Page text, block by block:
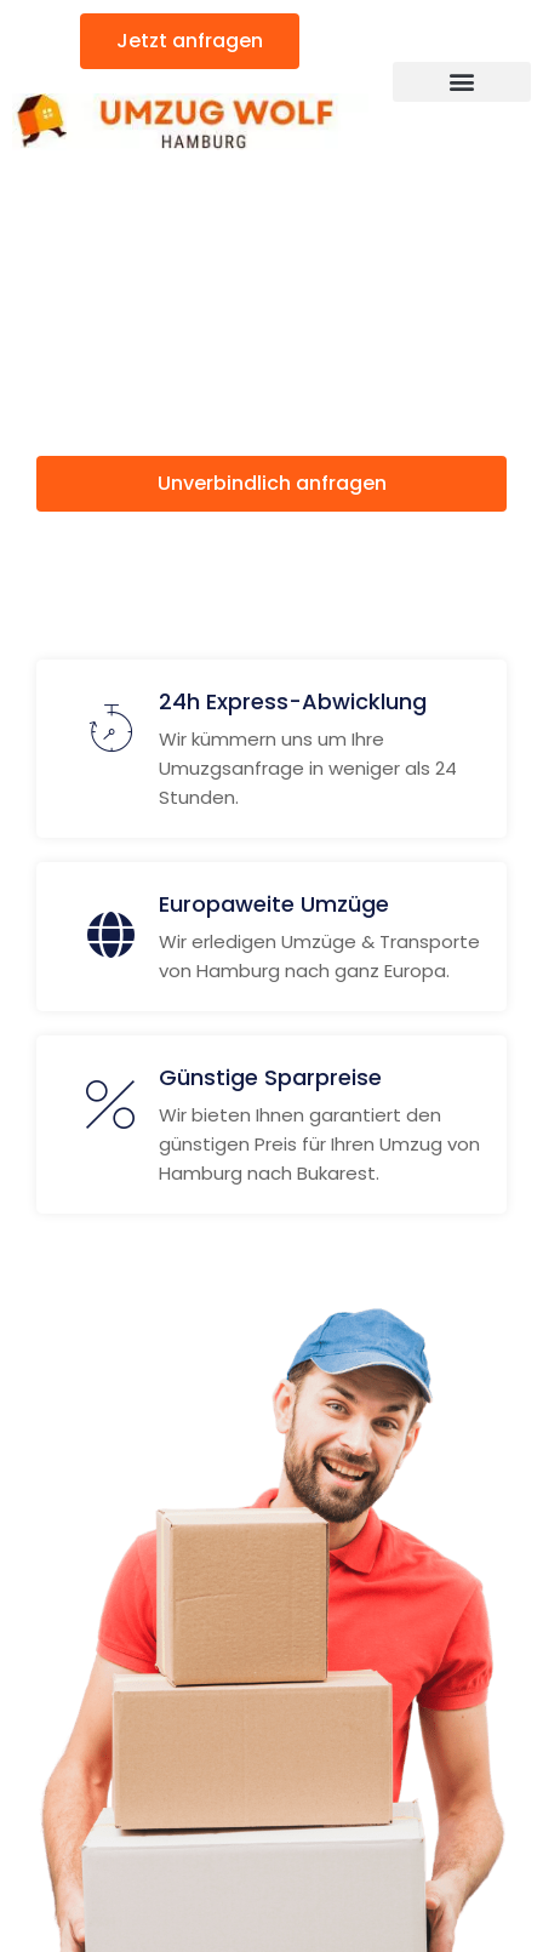
Jetzt anfragen
Unverbindlich anfragen
24h Express-Abwicklung
Wir kümmern uns um Ihre
Umuzgsanfrage in weniger als 24
Stunden.
Europaweite Umzüge
Wir erledigen Umzüge & Transporte
von Hamburg nach ganz Europa.
Günstige Sparpreise
Wir bieten Ihnen garantiert den
günstigen Preis für Ihren Umzug von
Hamburg nach Bukarest.